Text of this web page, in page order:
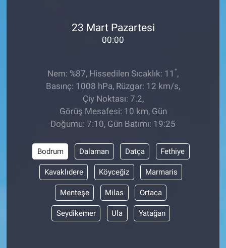
23 Mart Pazartesi
00:00
Nem: %87, Hissedilen Sıcaklık: 11 °,
Basınç: 1008 hPa, Rüzgar: 12 km/s,
Çiy Noktası: 7.2,
Görüş Mesafesi: 10 km, Gün
Doğumu: 7:10, Gün Batımı: 19:25
Bodrum Dalaman Datça Fethiye
Kavaklıdere Köyceğiz Marmaris
Menteşe Milas Ortaca
Seydikemer Ula Yatağan